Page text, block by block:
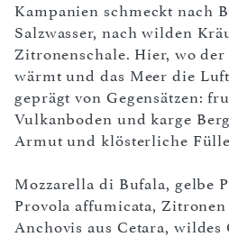
Kampanien schmeckt nach
Salzwasser, nach wilden
Zitronenschale. Hier, wo der
wärmt und das Meer die
geprägt von Gegensätzen:
Vulkanboden und karge
Armut und klösterliche
Mozzarella di Bufala, gelbe
Provola affumicata, Zitronen
Anchovis aus Cetara, wildes